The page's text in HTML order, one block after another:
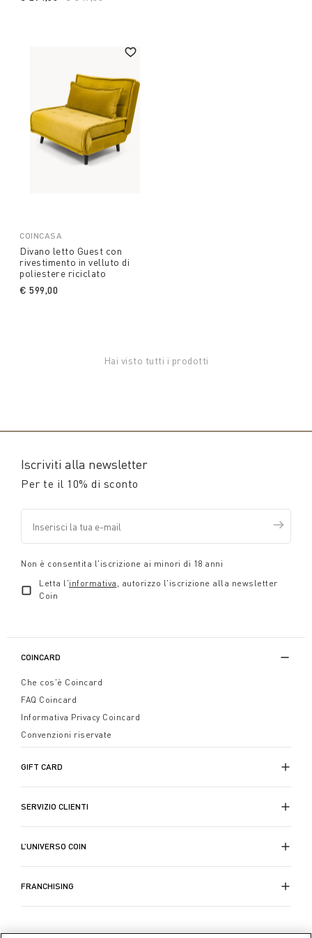
COINCASA
Divano letto Guest con
rivestimento in velluto di
poliestere riciclato
€ 599,00
Hai visto tutti i prodotti
Iscriviti alla newsletter
Per te il 10% di sconto
Non è consentita l'iscrizione ai minori di 18 anni
Letta l'informativa , autorizzo l'iscrizione alla newsletter
Coin
COINCARD
Che cos'è Coincard
FAQ Coincard
Informativa Privacy Coincard
Convenzioni riservate
GIFT CARD
SERVIZIO CLIENTI
L’UNIVERSO COIN
FRANCHISING